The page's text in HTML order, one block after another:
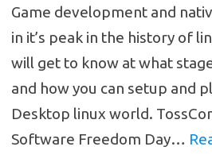
Game development and
in it’s peak in the history of
will get to know at what
and how you can setup and
Desktop linux world.
Software Freedom Day…